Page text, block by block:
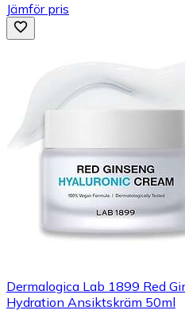
Jämför pris
Dermalogica Lab 1899 Red
Hydration Ansiktskräm 50ml